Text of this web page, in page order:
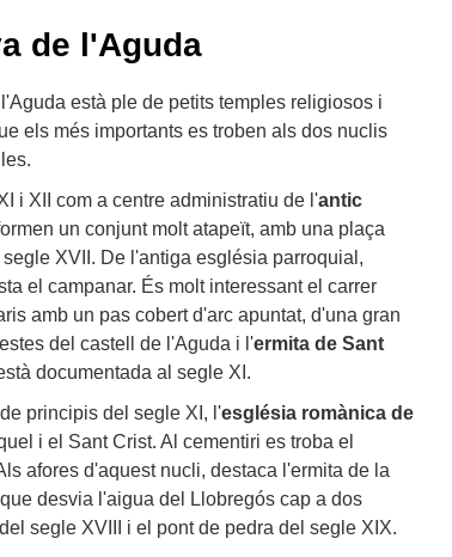
de l'Aguda
està ple de petits temples religiosos i
els més importants es troben als dos nuclis
i XII com a centre administratiu de l'antic
un conjunt molt atapeït, amb una plaça
segle XVII. De l'antiga església parroquial,
el campanar. És molt interessant el carrer
amb un pas cobert d'arc apuntat, d'una gran
del castell de l'Aguda i l'ermita de Sant
documentada al segle XI.
principis del segle XI, l'església romànica de
i el Sant Crist. Al cementiri es troba el
afores d'aquest nucli, destaca l'ermita de la
desvia l'aigua del Llobregós cap a dos
segle XVIII i el pont de pedra del segle XIX.